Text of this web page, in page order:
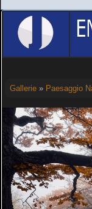
Gallerie» Paesaggio